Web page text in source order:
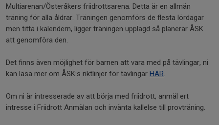
Multiarenan/Österåkers friidrottsarena. Detta är en allmän
träning för alla åldrar. Träningen genomförs de flesta lördagar
men titta i kalendern, ligger träningen upplagd så planerar ÅSK
att genomföra den.
Det finns även möjlighet för barnen att vara med på tävlingar, ni
kan läsa mer om ÅSK:s riktlinjer för tävlingar HÄR.
Om ni är intresserade av att börja med friidrott, anmäl ert
intresse i Friidrott Anmälan och invänta kallelse till provträning.